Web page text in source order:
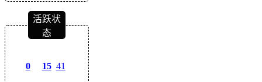
活跃状
态
0 15 41